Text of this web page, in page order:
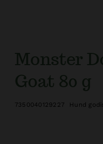
Monster
Goat 80 g
7350040129227 Hund